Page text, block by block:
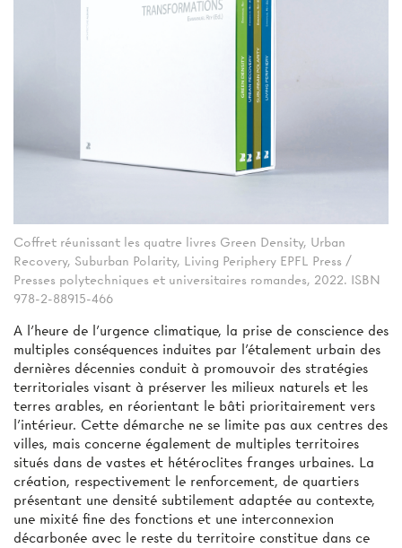
Coffret réunissant les quatre livres Green Density, Urban
Recovery, Suburban Polarity, Living Periphery EPFL Press /
Presses polytechniques et universitaires romandes, 2022. ISBN
978-2-88915-466
A l'heure de l’urgence climatique, la prise de conscience des
multiples conséquences induites par l’étalement urbain des
dernières décennies conduit à promouvoir des stratégies
territoriales visant à préserver les milieux naturels et les
terres arables, en réorientant le bâti prioritairement vers
l’intérieur. Cette démarche ne se limite pas aux centres des
villes, mais concerne également de multiples territoires
situés dans de vastes et hétéroclites franges urbaines. La
création, respectivement le renforcement, de quartiers
présentant une densité subtilement adaptée au contexte,
une mixité fine des fonctions et une interconnexion
décarbonée avec le reste du territoire constitue dans ce